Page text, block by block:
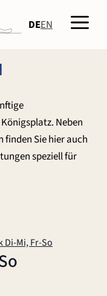
DEEN
Neben
finden Sie hier auch
speziell für
Di-Mi, Fr-So